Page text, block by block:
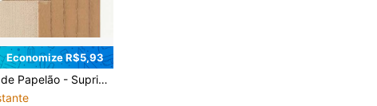
Economize R$5,93
Ondulado, Adequado para Projetos de Arte e Brinquedos Feitos à Mão, Brinquedos de Arranhação para Gatos. Máquina Caseira de Tiras de Papel para Brinquedos de Gato, Cortador de Papel de Embalagem. Ferramenta Manual.